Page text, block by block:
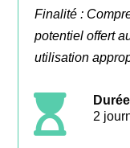
Finalité :
potentiel offert
utilisation

Durée
2